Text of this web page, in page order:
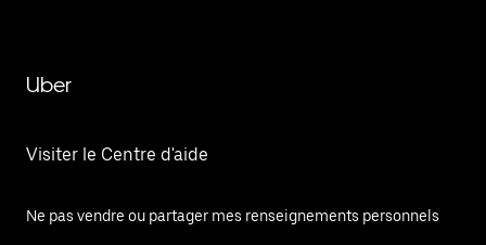
Uber
Visiter le Centre d'aide
Ne pas vendre ou partager mes renseignements personnels